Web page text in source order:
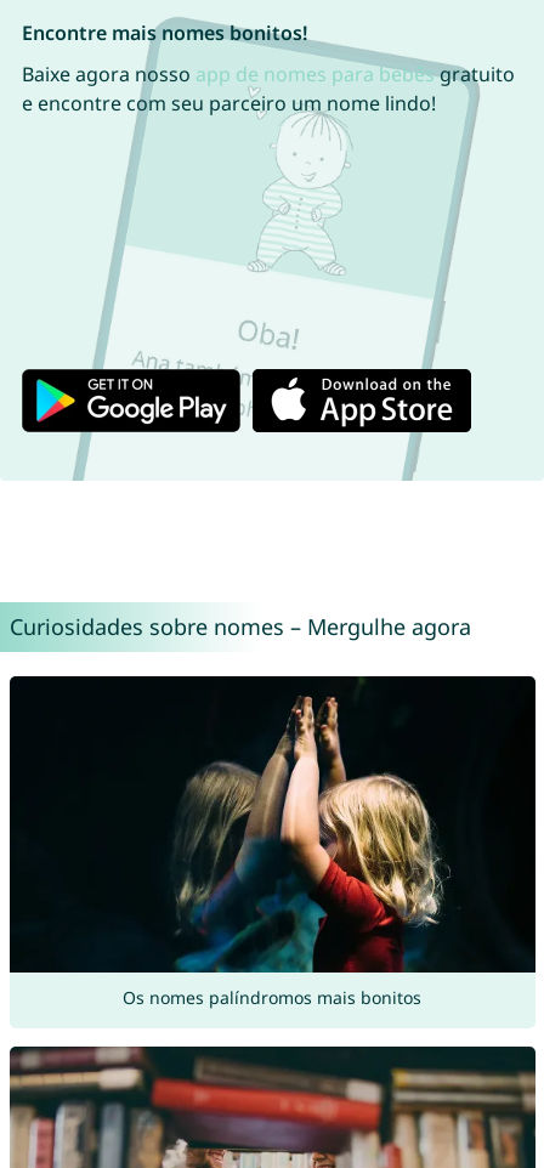
Encontre mais nomes bonitos!
Baixe agora nosso app de nomes para bebêsgratuito
e encontre com seu parceiro um nome lindo!
Curiosidades sobre nomes – Mergulhe agora
Os nomes palíndromos mais bonitos